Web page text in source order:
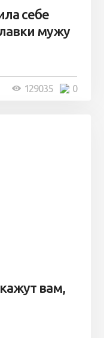
себе
мужу
0
129035
вам,